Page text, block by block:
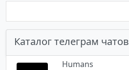
Каталог телеграм чатов
Humans